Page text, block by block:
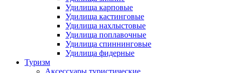
Удилища карповые
Удилища кастинговые
Удилища нахлыстовые
Удилища поплавочные
Удилища спиннинговые
Удилища фидерные
Туризм
Аксессуары туристические